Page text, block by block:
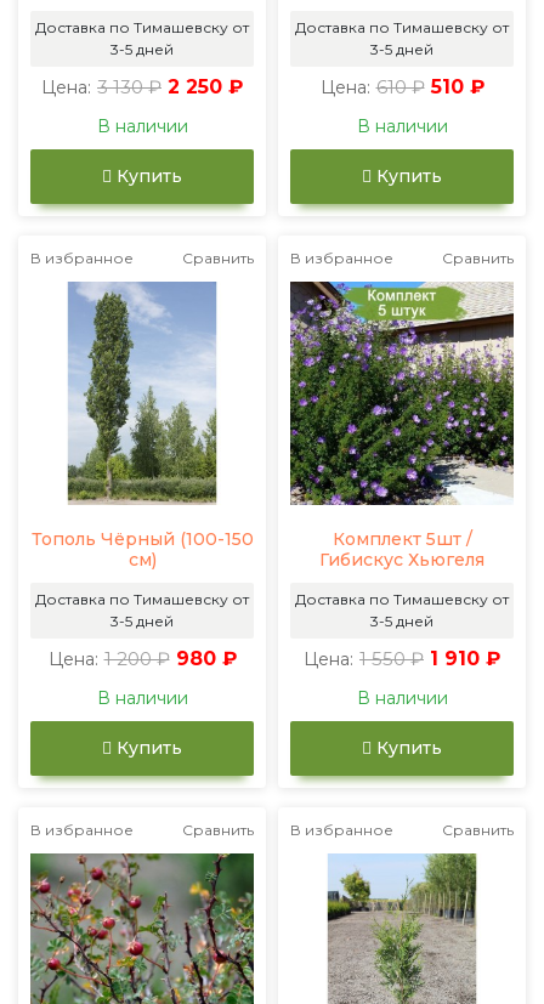
Доставка по Тимашевску от
3-5 дней
Цена: 3 130 ₽ 2 250 ₽
В наличии
Купить
Доставка по Тимашевску от
3-5 дней
Цена: 610 ₽ 510 ₽
В наличии
Купить
В избранное Сравнить
Тополь Чёрный (100-150
см)
Доставка по Тимашевску от
3-5 дней
Цена: 1 200 ₽ 980 ₽
В наличии
Купить
В избранное Сравнить
Комплект 5шт /
Гибискус Хьюгеля
Доставка по Тимашевску от
3-5 дней
Цена: 1 550 ₽ 1 910 ₽
В наличии
Купить
В избранное Сравнить В избранное Сравнить